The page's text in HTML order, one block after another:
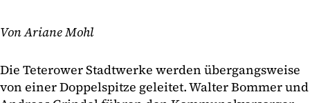
Von Ariane Mohl
Die Teterower Stadtwerke werden übergangsweise
von einer Doppelspitze geleitet. Walter Bommer und